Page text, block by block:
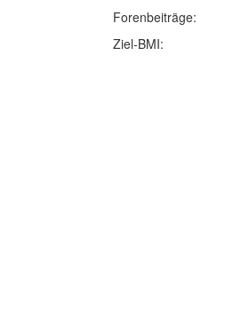
Forenbeiträge:
Ziel-BMI: